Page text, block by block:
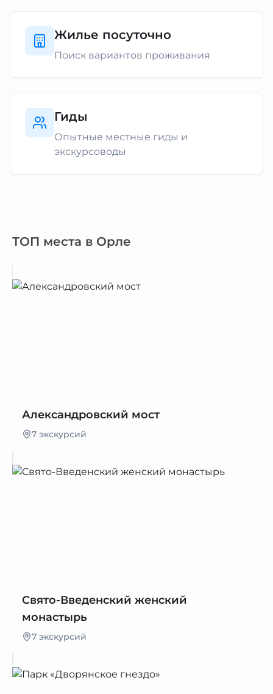
Жилье посуточно
Поиск вариантов проживания
Гиды
Опытные местные гиды и
экскурсоводы
ТОП места в Орле
Александровский мост
7 экскурсий
Свято-Введенский женский
монастырь
7 экскурсий